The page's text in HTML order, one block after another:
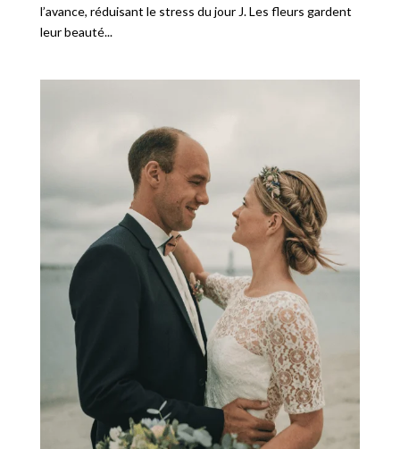
l’avance, réduisant le stress du jour J. Les fleurs gardent
leur beauté...